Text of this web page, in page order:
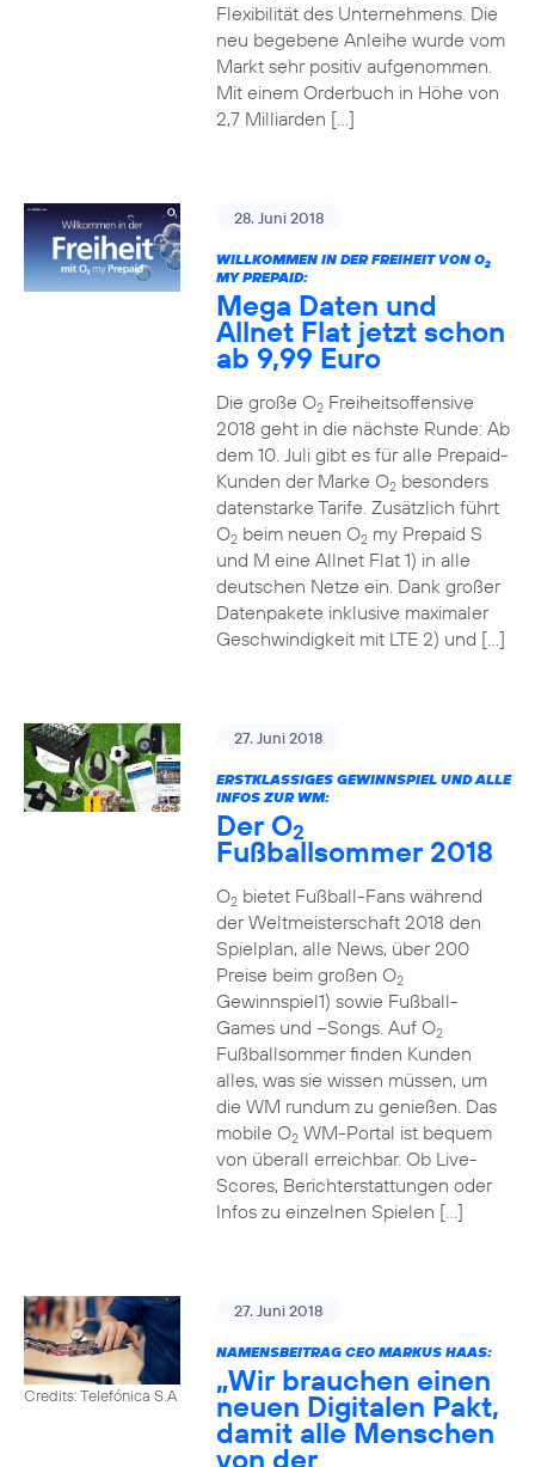
Flexibilität des Unternehmens. Die
neu begebene Anleihe wurde vom
Markt sehr positiv aufgenommen.
Mit einem Orderbuch in Höhe von
2,7 Milliarden […]
28. Juni 2018
WILLKOMMEN IN DER FREIHEIT VON O2
MY PREPAID:
Mega Daten und
Allnet Flat jetzt schon
ab 9,99 Euro
Die große O2Freiheitsoffensive
2018 geht in die nächste Runde: Ab
dem 10. Juli gibt es für alle Prepaid-
Kunden der Marke O2besonders
datenstarke Tarife. Zusätzlich führt
O2beim neuen O2my Prepaid S
und M eine Allnet Flat 1) in alle
deutschen Netze ein. Dank großer
Datenpakete inklusive maximaler
Geschwindigkeit mit LTE 2) und […]
27. Juni 2018
ERSTKLASSIGES GEWINNSPIEL UND ALLE
INFOS ZUR WM:
Der O2
Fußballsommer 2018
O2bietet Fußball-Fans während
der Weltmeisterschaft 2018 den
Spielplan, alle News, über 200
Preise beim großen O2
Gewinnspiel1) sowie Fußball-
Games und –Songs. Auf O2
Fußballsommer finden Kunden
alles, was sie wissen müssen, um
die WM rundum zu genießen. Das
mobile O2WM-Portal ist bequem
von überall erreichbar. Ob Live-
Scores, Berichterstattungen oder
Infos zu einzelnen Spielen […]
Credits: Telefónica S.A
27. Juni 2018
NAMENSBEITRAG CEO MARKUS HAAS:
„Wir brauchen einen
neuen Digitalen Pakt,
damit alle Menschen
von der